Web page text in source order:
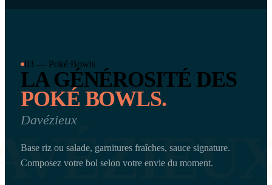
03 — Poké Bowls
LA GÉNÉROSITÉ DES
POKÉ BOWLS.
Davézieux
Base riz ou salade, garnitures fraîches, sauce signature.
Composez votre bol selon votre envie du moment.